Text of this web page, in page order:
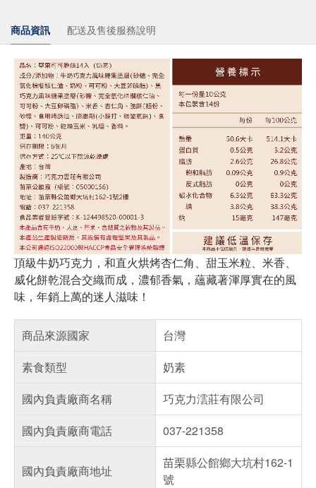
商品資訊 配送及售後服務說明
頂級牛奶巧克力，和直火烘烤杏仁角、甜玉米粒、米香、
威化餅乾混合交織而成，濃郁香氣，蘊藏著渾厚實在的風
味，年銷上萬的迷人滋味！
商品來源國家
台灣
素食類型
奶素
國內負責廠商名稱
巧克力澐莊有限公司
國內負責廠商電話
037-221358
國內負責廠商地址
苗栗縣公館鄉大坑村162-1
號